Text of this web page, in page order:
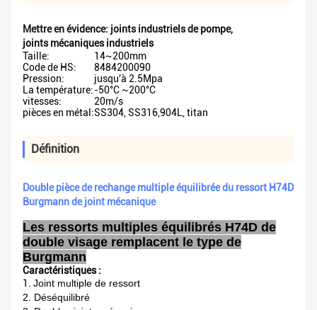
Mettre en évidence: joints industriels de pompe,
joints mécaniques industriels
Taille:
14~200mm
Code de HS:
8484200090
Pression:
jusqu'à 2.5Mpa
La température:-50°C ~200°C
vitesses:
20m/s
pièces en métal:SS304, SS316,904L, titan
Définition
Double pièce de rechange multiple équilibrée du ressort H74D
Burgmann de joint mécanique
Les ressorts multiples équilibrés H74D de
double visage remplacent le type de
Burgmann
Caractéristiques :
1. Joint multiple de ressort
2. Déséquilibré